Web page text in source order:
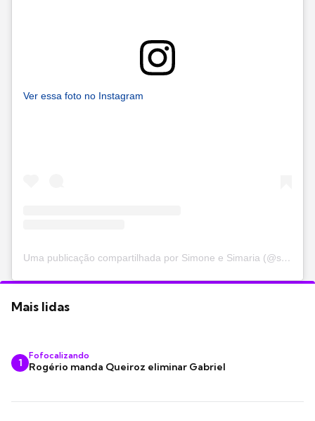
Ver essa foto no Instagram
Uma publicação compartilhada por Simone e Simaria (@simoneesimaria)
Mais lidas
1
Fofocalizando
Rogério manda Queiroz eliminar Gabriel